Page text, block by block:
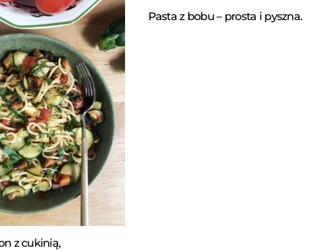
z cukinią,
Pasta z bobu – prosta i pyszna.